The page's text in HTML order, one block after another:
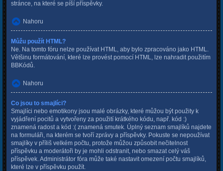
stránce, na které se píší příspěvky.
Nahoru
Můžu použít HTML?
Ne. Na tomto fóru nelze používat HTML, aby bylo zpracováno jako HTML.
Většinu formátování, které lze provést pomocí HTML, lze nahradit použitím
BBKódů.
Nahoru
Co jsou to smajlíci?
Smajlíci nebo emotikony jsou malé obrázky, které můžou být použity k
vyjádření pocitů a vytvořeny za použití krátkého kódu, např. kód :)
znamená radost a kód :( znamená smutek. Úplný seznam smajlíků najdete
na formuláři, na kterém se tvoří zprávy a příspěvky. Pokuste se nepoužívat
smajlíky v příliš velkém počtu, protože můžou způsobit nečitelnost
příspěvku a moderátoři by je mohli odstranit, nebo smazat celý váš
příspěvek. Administrátor fóra může také nastavit omezení počtu smajlíků,
které lze v příspěvku použít.